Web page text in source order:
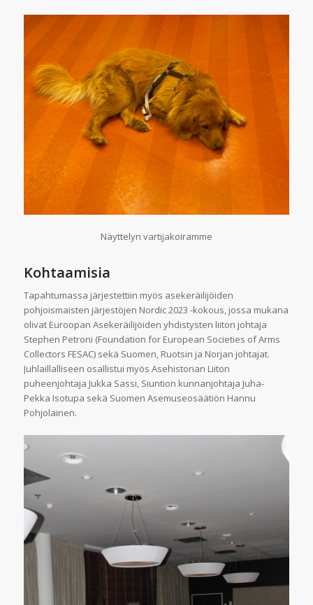
Näyttelyn vartijakoiramme
Kohtaamisia
Tapahtumassa järjestettiin myös asekeräilijöiden
pohjoismaisten järjestöjen Nordic 2023 -kokous, jossa mukana
olivat Euroopan Asekeräilijöiden yhdistysten liiton johtaja
Stephen Petroni (Foundation for European Societies of Arms
Collectors FESAC) sekä Suomen, Ruotsin ja Norjan johtajat.
Juhlaillalliseen osallistui myös Asehistorian Liiton
puheenjohtaja Jukka Sassi, Siuntion kunnanjohtaja Juha-
Pekka Isotupa sekä Suomen Asemuseosäätiön Hannu
Pohjolainen.